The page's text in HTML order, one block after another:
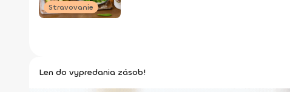
Stravovanie
Len do vypredania zásob!